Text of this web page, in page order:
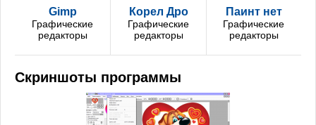
Gimp
Графические
редакторы
Корел Дро
Графические
редакторы
Паинт нет
Графические
редакторы
Скриншоты программы